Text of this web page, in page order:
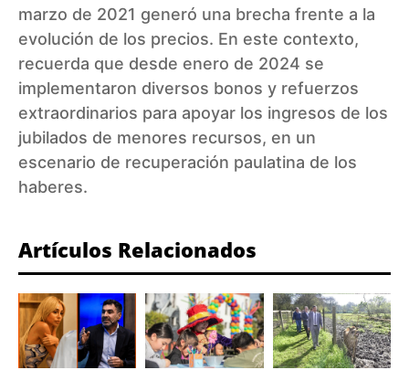
marzo de 2021 generó una brecha frente a la
evolución de los precios. En este contexto,
recuerda que desde enero de 2024 se
implementaron diversos bonos y refuerzos
extraordinarios para apoyar los ingresos de los
jubilados de menores recursos, en un
escenario de recuperación paulatina de los
haberes.
Artículos Relacionados